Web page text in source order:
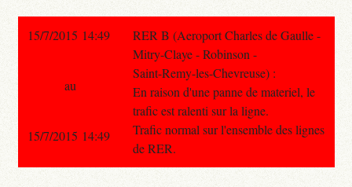
15/7/2015 14:49
RER B (Aeroport Charles de Gaulle -
Mitry-Claye - Robinson -
Saint-Remy-les-Chevreuse) :
En raison d'une panne de materiel, le
trafic est ralenti sur la ligne.
Trafic normal sur l'ensemble des lignes
de RER.
au
15/7/2015 14:49